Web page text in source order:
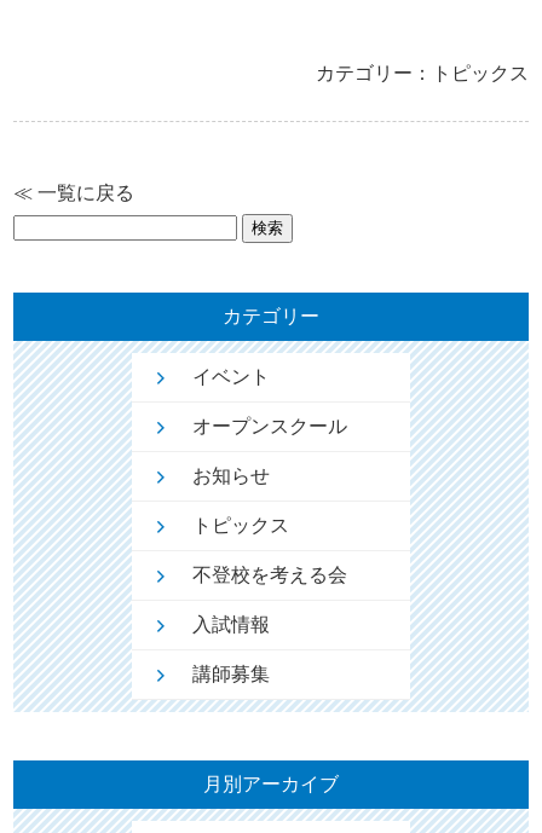
カテゴリー：トピックス
≪ 一覧に戻る
カテゴリー
イベント
オープンスクール
お知らせ
トピックス
不登校を考える会
入試情報
講師募集
月別アーカイブ